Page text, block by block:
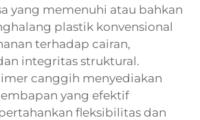
yang memenuhi atau bahkan
plastik konvensional
terhadap cairan,
integritas struktural.
canggih menyediakan
yang efektif
fleksibilitas dan